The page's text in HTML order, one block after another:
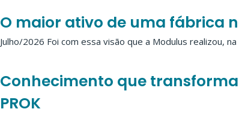
O maior ativo de uma fábrica
Julho/2026 Foi com essa visão que a Modulus realizou, na
Conhecimento que
PROK